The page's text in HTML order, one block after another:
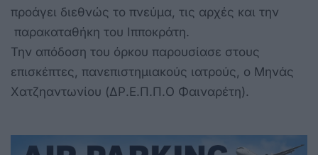
προάγει διεθνώς το πνεύμα, τις αρχές και την
παρακαταθήκη του Ιπποκράτη.
Την απόδοση του όρκου παρουσίασε στους
επισκέπτες, πανεπιστημιακούς ιατρούς, ο Μηνάς
Χατζηαντωνίου (ΔΡ.Ε.Π.Π.Ο Φαιναρέτη).